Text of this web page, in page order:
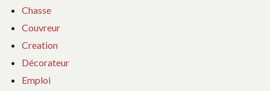
Chasse
Couvreur
Creation
Décorateur
Emploi